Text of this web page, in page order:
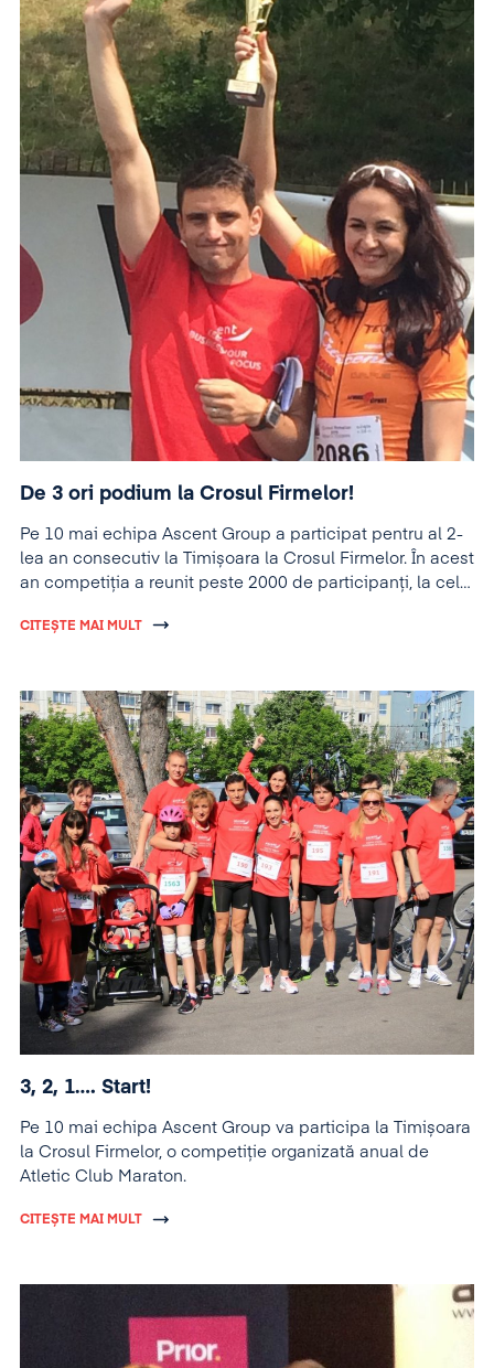
De 3 ori podium la Crosul Firmelor!
Pe 10 mai echipa Ascent Group a participat pentru al 2-
lea an consecutiv la Timișoara la Crosul Firmelor. În acest
an competiția a reunit peste 2000 de participanți, la cele
CITEȘTE MAI MULT
3, 2, 1…. Start!
Pe 10 mai echipa Ascent Group va participa la Timișoara
la Crosul Firmelor, o competiție organizată anual de
Atletic Club Maraton.
CITEȘTE MAI MULT